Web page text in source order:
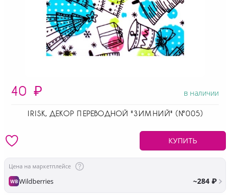
40 ₽ в наличии
IRISK, ДЕКОР ПЕРЕВОДНОЙ "ЗИМНИЙ" (№005)
КУПИТЬ
Цена на маркетплейсе
WBWildberries ~284 ₽